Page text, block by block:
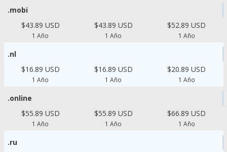
.mobi
$43.89 USD
1 Año
$43.89 USD
1 Año
$52.89 USD
1 Año
.nl
$16.89 USD
1 Año
$16.89 USD
1 Año
$20.89 USD
1 Año
.online
$55.89 USD
1 Año
$55.89 USD
1 Año
$66.89 USD
1 Año
.ru